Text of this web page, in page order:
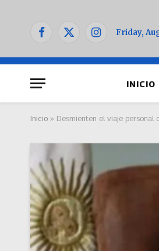
Facebook
X
Instagram
Friday,
INICIO
Inicio » Desmienten el viaje